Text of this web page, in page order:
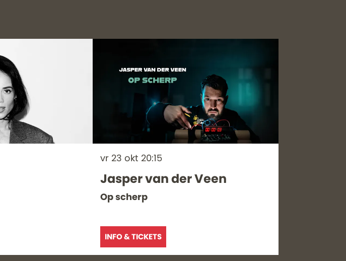
Jasper van der Veen
Op scherp
vr 23 okt 20:15
INFO & TICKETS